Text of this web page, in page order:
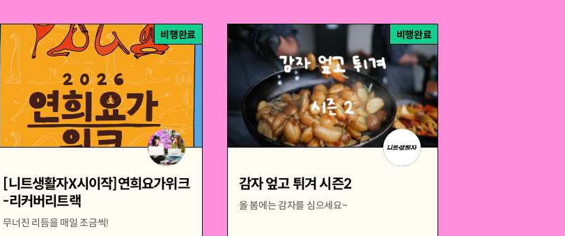
비행완료
[니트생활자X시이작]연희요가위크
-리커버리트랙
무너진 리듬을 매일 조금씩!
비행완료
감자 엎고 튀겨 시즌2
올 봄에는 감자를 심으세요~